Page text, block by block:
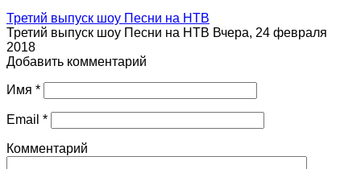
Третий выпуск шоу Песни на НТВ
Третий выпуск шоу Песни на НТВ Вчера, 24 февраля
2018
Добавить комментарий
Имя *
Email *
Комментарий